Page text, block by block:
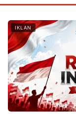
IKLAN